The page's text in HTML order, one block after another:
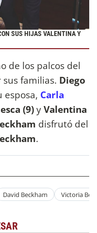
SUS HIJAS VALENTINA Y
de los palcos del
familias. Diego
esposa, Carla
(9)yValentina
disfrutó del
.
David Beckham Victoria